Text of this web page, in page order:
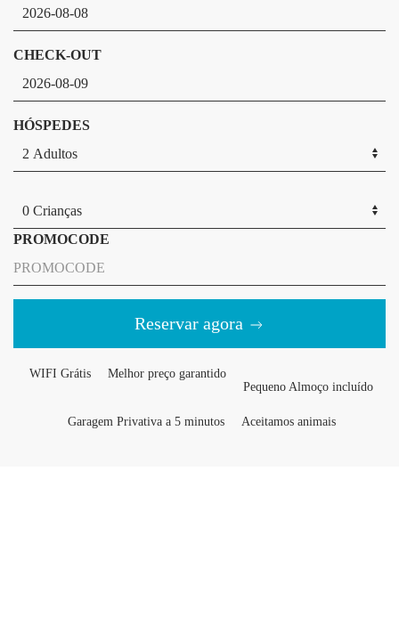
CHECK-OUT
HÓSPEDES
PROMOCODE
Reservar agora
WIFI Grátis
Melhor preço garantido
Pequeno Almoço incluído
Garagem Privativa a 5 minutos Aceitamos animais